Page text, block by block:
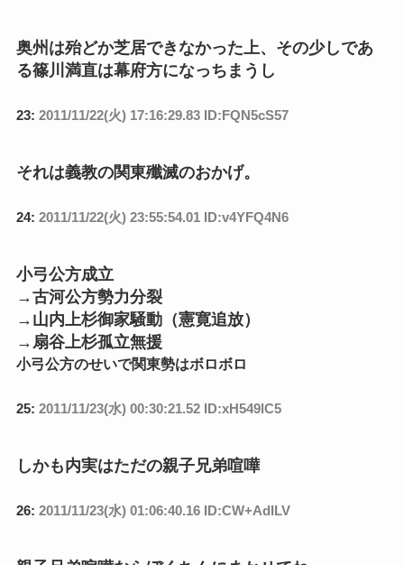
奥州は殆どか芝居できなかった上、その少しであ
る篠川満直は幕府方になっちまうし
23: 2011/11/22(火) 17:16:29.83 ID:FQN5cS57
それは義教の関東殲滅のおかげ。
24: 2011/11/22(火) 23:55:54.01 ID:v4YFQ4N6
小弓公方成立
→古河公方勢力分裂
→山内上杉御家騒動（憲寛追放）
→扇谷上杉孤立無援
小弓公方のせいで関東勢はボロボロ
25: 2011/11/23(水) 00:30:21.52 ID:xH549lC5
しかも内実はただの親子兄弟喧嘩
26: 2011/11/23(水) 01:06:40.16 ID:CW+AdILV